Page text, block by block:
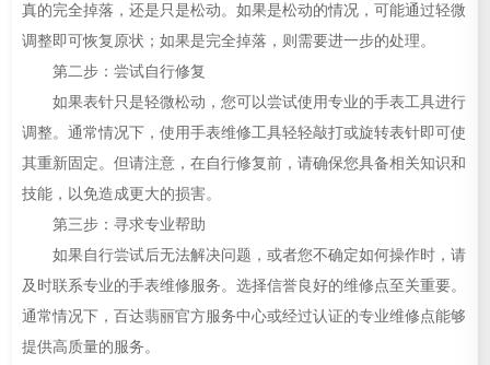
真的完全掉落，还是只是松动。如果是松动的情况，可能通过轻微
调整即可恢复原状；如果是完全掉落，则需要进一步的处理。
第二步：尝试自行修复
如果表针只是轻微松动，您可以尝试使用专业的手表工具进行
调整。通常情况下，使用手表维修工具轻轻敲打或旋转表针即可使
其重新固定。但请注意，在自行修复前，请确保您具备相关知识和
技能，以免造成更大的损害。
第三步：寻求专业帮助
如果自行尝试后无法解决问题，或者您不确定如何操作时，请
及时联系专业的手表维修服务。选择信誉良好的维修点至关重要。
通常情况下，百达翡丽官方服务中心或经过认证的专业维修点能够
提供高质量的服务。